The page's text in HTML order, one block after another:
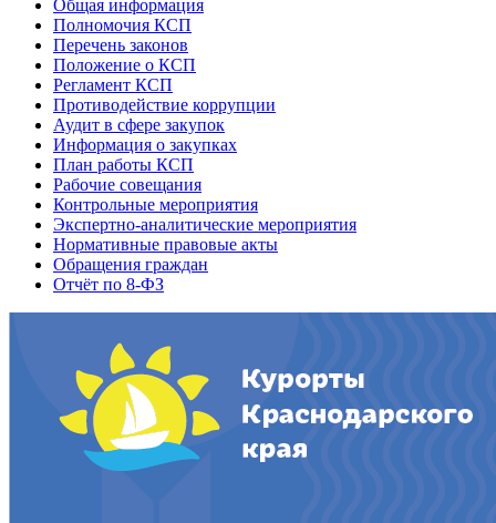
Общая информация
Полномочия КСП
Перечень законов
Положение о КСП
Регламент КСП
Противодействие коррупции
Аудит в сфере закупок
Информация о закупках
План работы КСП
Рабочие совещания
Контрольные мероприятия
Экспертно-аналитические мероприятия
Нормативные правовые акты
Обращения граждан
Отчёт по 8-ФЗ